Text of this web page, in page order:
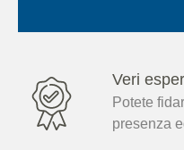
Veri
Potete
presenza